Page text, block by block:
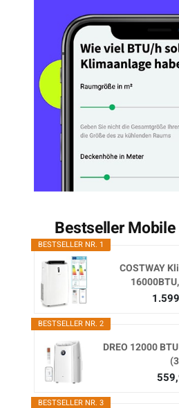
Bestseller
BESTSELLER NR. 1
COSTWAY
BESTSELLER NR. 2
DREO 12000
BESTSELLER NR. 3